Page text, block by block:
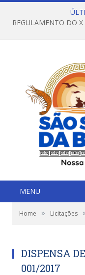
MENU
Home » Licitações
DISPENSA
001/2017